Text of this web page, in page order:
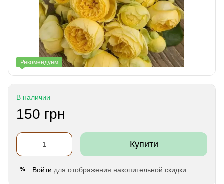
Рекомендуем
В наличии
150 грн
Купити
% Войти для отображения накопительной скидки